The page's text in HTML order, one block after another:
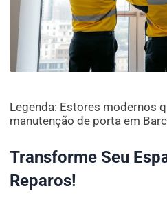
Legenda: Estores modernos
manutenção de porta em
Transforme Seu
Reparos!